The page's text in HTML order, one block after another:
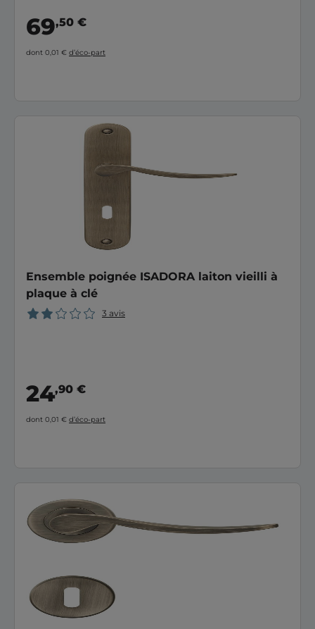
69,50 €
dont 0,01 € d’éco-part
Ensemble poignée ISADORA laiton vieilli à
plaque à clé
3 avis
24,90 €
dont 0,01 € d’éco-part